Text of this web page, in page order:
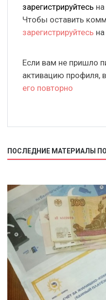
зарегистрируйтесь
Чтобы оставить
зарегистрируйтесь
Если вам не пришло
активацию профиля,
его повторно
ПОСЛЕДНИЕ МАТЕРИАЛЫ